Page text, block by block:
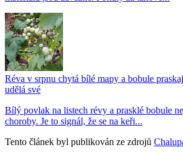
Réva v srpnu chytá bílé mapy a bobule
udělá své
Bílý povlak na listech révy a prasklé bobule
choroby. Je to signál, že se na keři...
Tento článek byl publikován ze zdrojů